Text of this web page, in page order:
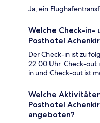
Ja, ein
Welche Check-in-
Posthotel
Der Check-in ist zu
22:00 Uhr. Check-out
in und Check-out ist
Welche
Posthotel
angeboten?